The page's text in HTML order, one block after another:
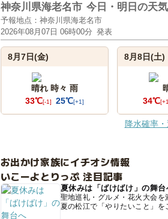
神奈川県海老名市 今日・明日の天
予報地点：神奈川県海老名市
2026年08月07日 06時00分 発表
8月7日(金)
晴れ 時々 雨
33℃[-1] 25℃[+1]
8月8日(土)
34℃
降水確率
お出かけ家族にイチオシ情報
いこーよとりっぷ 注目記事
夏休みは「ばけばけ」の舞台
聖地巡礼・グルメ・花火大会を
夏の松江で「やりたいこと」を